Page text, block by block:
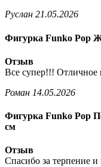
Руслан 21.05.2026
Фигурка Funko Pop
Отзыв
Все супер!!! Отличное
Роман 14.05.2026
Фигурка Funko Pop
см
Отзыв
Спасибо за терпение